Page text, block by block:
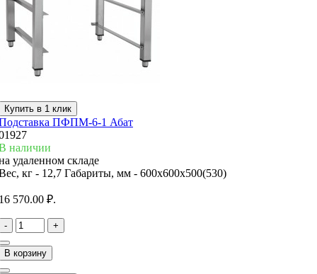
Купить в 1 клик
ПФПМ-6-1 Абат
наличии
удаленном складе
кг - 12,7 Габариты, мм - 600х600х500(530)
570.00 ₽.
- +
В корзину